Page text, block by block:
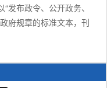
发布政令、公开政务、
府规章的标准文本，刊